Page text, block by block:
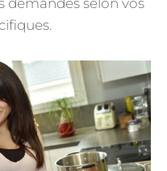
demandes selon vos